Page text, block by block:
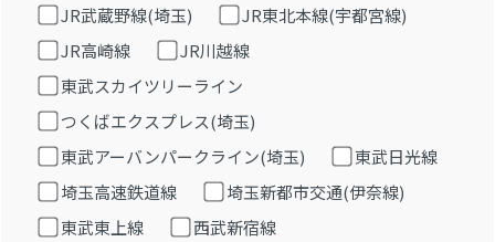
JR武蔵野線(埼玉)
JR東北本線(宇都宮線)
JR高崎線
JR川越線
東武スカイツリーライン
つくばエクスプレス(埼玉)
東武アーバンパークライン(埼玉)
東武日光線
埼玉高速鉄道線
埼玉新都市交通(伊奈線)
東武東上線
西武新宿線